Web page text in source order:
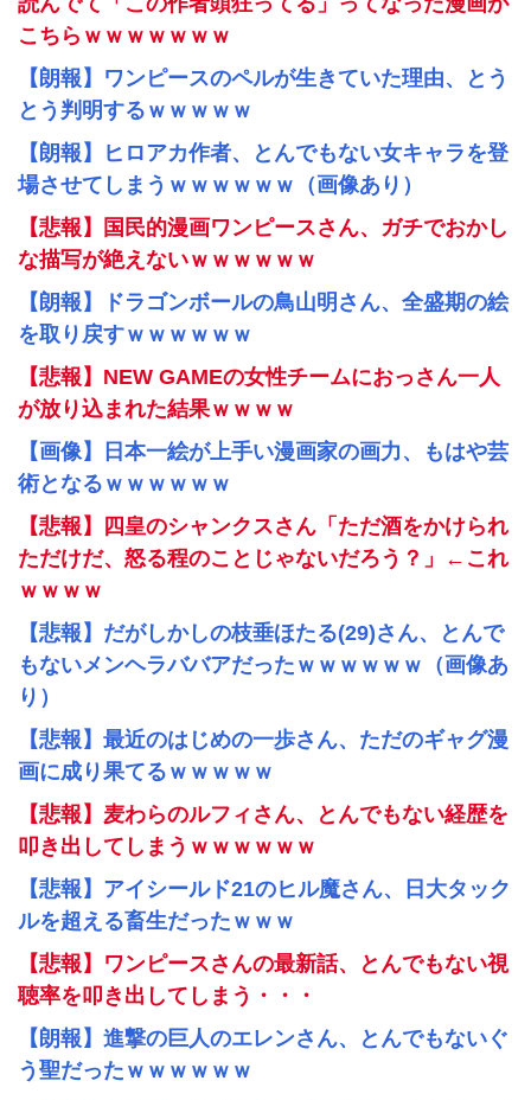
こちらｗｗｗｗｗｗｗ
【朗報】ワンピースのペルが生きていた理由、とう
とう判明するｗｗｗｗｗ
【朗報】ヒロアカ作者、とんでもない女キャラを登
場させてしまうｗｗｗｗｗｗ（画像あり）
【悲報】国民的漫画ワンピースさん、ガチでおかし
な描写が絶えないｗｗｗｗｗｗ
【朗報】ドラゴンボールの鳥山明さん、全盛期の絵
を取り戻すｗｗｗｗｗｗ
【悲報】NEW GAMEの女性チームにおっさん一人
が放り込まれた結果ｗｗｗｗ
【画像】日本一絵が上手い漫画家の画力、もはや芸
術となるｗｗｗｗｗｗ
【悲報】四皇のシャンクスさん「ただ酒をかけられ
ただけだ、怒る程のことじゃないだろう？」←これ
ｗｗｗｗ
【悲報】だがしかしの枝垂ほたる(29)さん、とんで
もないメンヘラババアだったｗｗｗｗｗｗ（画像あ
り）
【悲報】最近のはじめの一歩さん、ただのギャグ漫
画に成り果てるｗｗｗｗｗ
【悲報】麦わらのルフィさん、とんでもない経歴を
叩き出してしまうｗｗｗｗｗｗ
【悲報】アイシールド21のヒル魔さん、日大タック
ルを超える畜生だったｗｗｗ
【悲報】ワンピースさんの最新話、とんでもない視
聴率を叩き出してしまう・・・
【朗報】進撃の巨人のエレンさん、とんでもないぐ
う聖だったｗｗｗｗｗｗ